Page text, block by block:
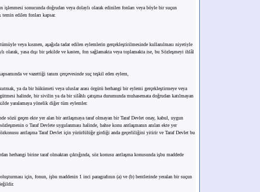
işlenmesi sonucunda doğrudan veya dolaylı olarak edinilen fonları veya böyle bir suçun
temin edilen fonları kapsar.
veya kısmen, aşağıda tadat edilen eylemlerin gerçekleştirilmesinde kullanılması niyetiyle
olarak, yasa dışı bir şekilde ve kasten, fon sağlamakta veya toplamakta ise, bu Sözleşmeyi ihlâl
ve vazettiği tanım çerçevesinde suç teşkil eden eylem,
ya da bir hükümeti veya uluslar arası örgütü herhangi bir eylemi gerçekleştirmeye veya
halinde, bir sivilin ya da bir silâhlı çatışma durumunda muhasemata doğrudan katılmayan
yaralamaya yönelik diğer tüm eylemler.
sözü geçen ekte yer alan bir antlaşmaya taraf olmayan bir Taraf Devlet onay, kabul, uygun
o Taraf Devlete uygulanması halinde, bahse konu antlaşmanın anılan ekte yer
antlaşma Taraf Devlet için yürürlülüğe girdiği anda geçerliliğini yitirir ve Taraf Devlet bu
herhangi birine taraf olmaktan çıktığında, söz konusu antlaşma konusunda işbu maddede
için, fonun, işbu maddenin 1 inci paragrafının (a) ve (b) bentlerinde yeralan bir suçun